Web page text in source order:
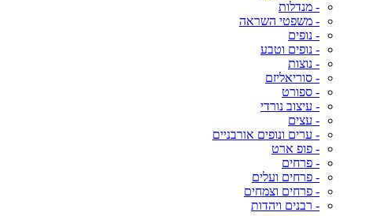
- מנדלות
- משפטי השראה
- נופים
- נופים וטבע
- נוצות
- סוריאליזם
- ספורט
- עיצוב נורדי
- עצים
- ערים ונופים אורבניים
- פופ ארט
- פרחים
- פרחים ועלים
- פרחים וצמחים
- רבנים ויהדות